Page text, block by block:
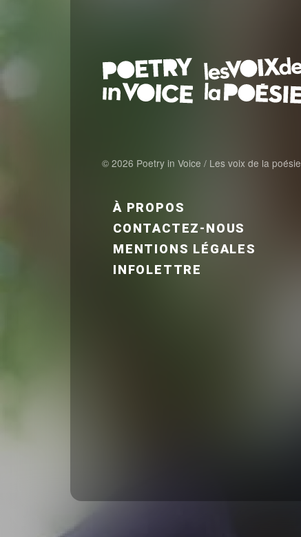
© 2026 Poetry in Voice / Les voix de la poésie
FOOTER MENU FR
À PROPOS
CONTACTEZ-NOUS
MENTIONS LÉGALES
INFOLETTRE